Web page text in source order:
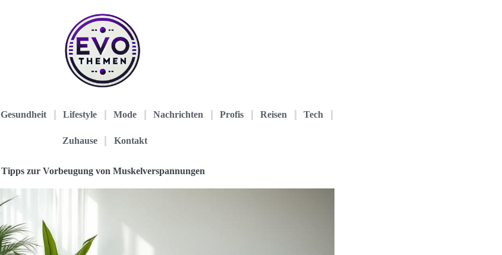
Gesundheit Lifestyle Mode Nachrichten Profis Reisen Tech
Zuhause Kontakt
Tipps zur Vorbeugung von Muskelverspannungen